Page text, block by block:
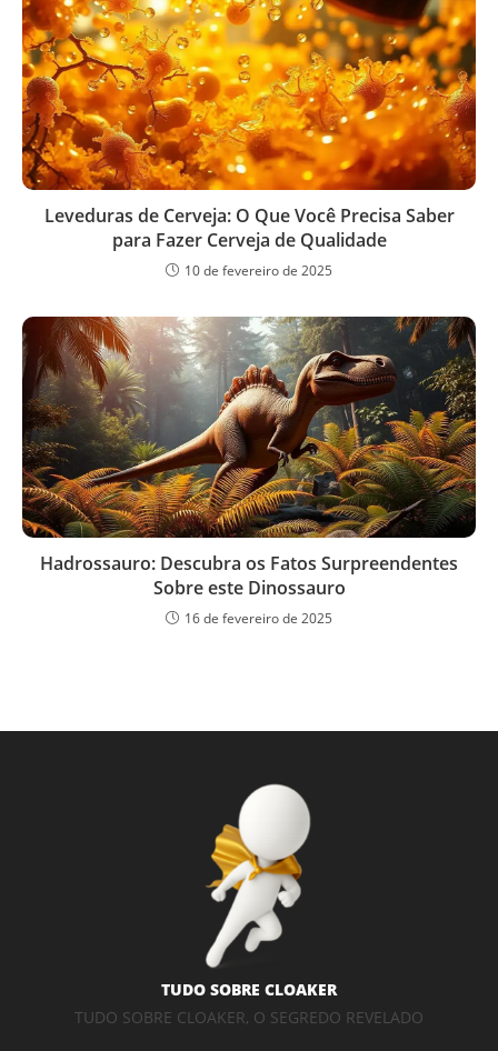
Leveduras de Cerveja: O Que Você Precisa Saber
para Fazer Cerveja de Qualidade
10 de fevereiro de 2025
Hadrossauro: Descubra os Fatos Surpreendentes
Sobre este Dinossauro
16 de fevereiro de 2025
TUDO SOBRE CLOAKER
TUDO SOBRE CLOAKER, O SEGREDO REVELADO